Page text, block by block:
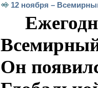
12 ноября –
Он